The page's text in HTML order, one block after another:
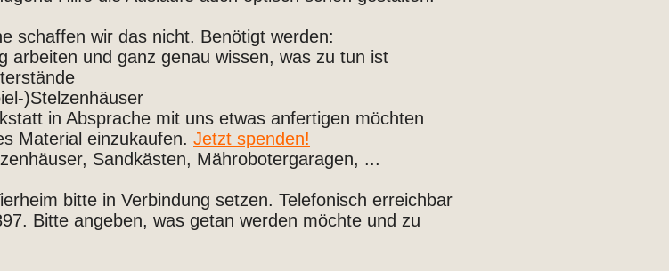
schaffen wir das nicht. Benötigt werden:
arbeiten und ganz genau wissen, was zu tun ist
)Stelzenhäuser
in Absprache mit uns etwas anfertigen möchten
Material einzukaufen. Jetzt spenden!
Sandkästen, Mährobotergaragen, ...
bitte in Verbindung setzen. Telefonisch erreichbar
Bitte angeben, was getan werden möchte und zu